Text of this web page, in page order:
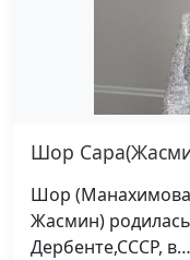
Шор
Шор
Жасмин) родилась
Дербенте,СССР, в…